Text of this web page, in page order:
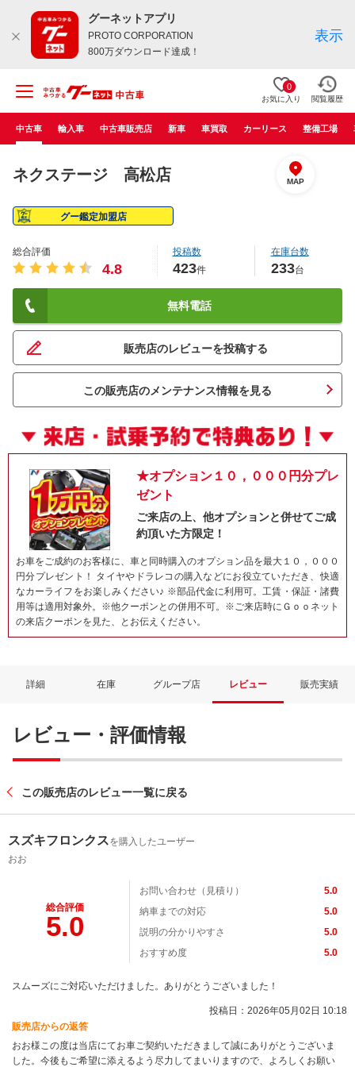
グーネットアプリ
PROTO CORPORATION
800万ダウンロード達成！
表示
0
お気に入り 閲覧履歴
中古車 輸入車 中古車販売店 新車 車買取 カーリース 整備工場
ネクステージ 高松店 MAP
グー鑑定加盟店
総合評価
4.8
投稿数
423件
在庫台数
233台
無料電話
販売店のレビューを投稿する
この販売店のメンテナンス情報を見る
★オプション１０，０００円分プレ
ゼント
ご来店の上、他オプションと併せてご成
約頂いた方限定！
お車をご成約のお客様に、車と同時購入のオプション品を最大１０，０００
円分プレゼント！ タイヤやドラレコの購入などにお役立ていただき、快適
なカーライフをお楽しみください♪ ※部品代金に利用可。工賃・保証・諸費
用等は適用対象外。※他クーポンとの併用不可。※ご来店時にＧｏｏネット
の来店クーポンを見た、とお伝えください。
詳細 在庫 グループ店 レビュー 販売実績
レビュー・評価情報
この販売店のレビュー一覧に戻る
スズキフロンクスを購入したユーザー
おお
総合評価
5.0
お問い合わせ（見積り）
5.0
納車までの対応
5.0
説明の分かりやすさ
5.0
おすすめ度
5.0
スムーズにご対応いただけました。ありがとうございました！
投稿日：2026年05月02日 10:18
販売店からの返答
おお様この度は当店にてお車ご契約いただきまして誠にありがとうございま
した。今後もご希望に添えるよう尽力してまいりますので、よろしくお願い